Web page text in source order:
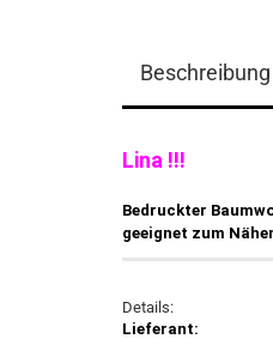
Beschreibung
Lina !!!
Bedruckter
geeignet zum
Details:
Lieferant: